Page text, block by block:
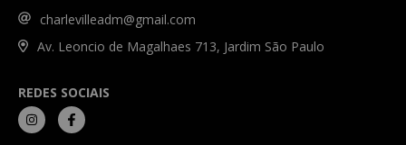
charlevilleadm@gmail.com
Av. Leoncio de Magalhaes 713, Jardim São Paulo
REDES SOCIAIS